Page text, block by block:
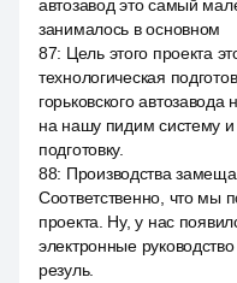
автозавод это самый
занималось в основном
87: Цель этого проекта
технологическая
горьковского
на нашу пидим систему и
подготовку.
88: Производства
Соответственно, что мы
проекта. Ну, у нас
электронные
резуль.